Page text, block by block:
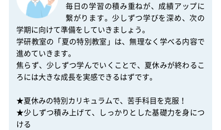
毎日の学習の積み重ねが、成績アップに
繋がります。少しずつ学びを深め、次の
学期に向けて準備をしていきましょう。
学研教室の「夏の特別教室」は、無理なく学べる内容で
進めていきます。
焦らず、少しずつ学んでいくことで、夏休みが終わるこ
ろには大きな成長を実感できるはずです。
★夏休みの特別カリキュラムで、苦手科目を克服！
★少しずつ積み上げて、しっかりとした基礎力を身につ
ける